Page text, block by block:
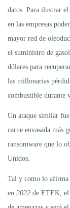
datos. Para ilustrar
en las empresas
mayor red de
el suministro de
dólares para
las millonarias
combustible durante
Un ataque similar
carne envasada más
ransomware que lo
Unidos.
Tal y como lo
en 2022 de ETEK, el